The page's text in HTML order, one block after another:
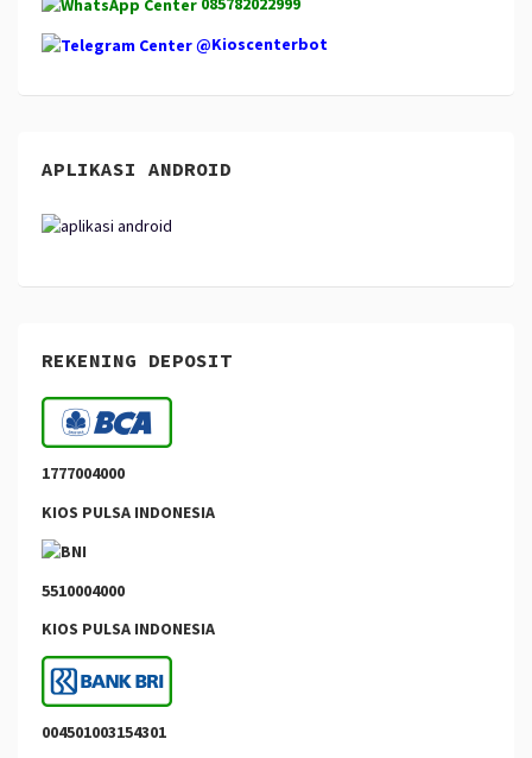
@Kioscenterbot
APLIKASI ANDROID
REKENING DEPOSIT
1777004000
KIOS PULSA INDONESIA
5510004000
KIOS PULSA INDONESIA
004501003154301